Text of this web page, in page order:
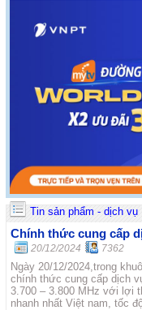
Tin sản phẩm - dịch vụ
Chính thức cung cấp
20/12/2024 7362
Ngày 20/12/2024,trong
chính thức cung cấp dịch
3.700 – 3.800 MHz với lợi
nhanh nhất Việt nam, tốc